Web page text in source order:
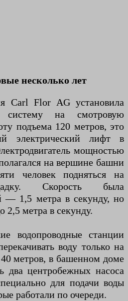
несколько лет
Carl Flor AG установила
на смотровую
подъема 120 метров, это
электрический лифт в
мощностью
на вершине башни
человек подняться на
Скорость была
— 1,5 метра в секунду, но
2,5 метра в секунду.
водопроводные станции
воду только на
метров, в башенном доме
два центробежных насоса
для подачи воды
работали по очереди.